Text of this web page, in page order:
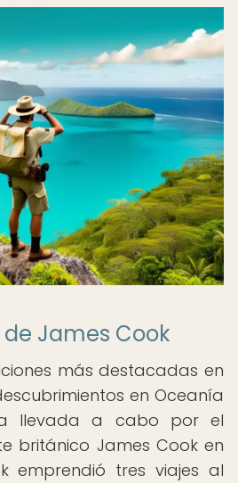
James Cook
más destacadas en
en Oceanía
llevada a cabo por el
británico James Cook en
emprendió tres viajes al